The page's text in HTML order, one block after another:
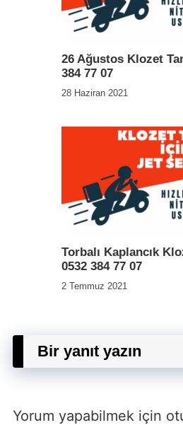
26 Ağustos Klozet
384 77 07
28 Haziran 2021
Torbalı Kaplancık
0532 384 77 07
2 Temmuz 2021
Bir yanıt yazın
Yorum yapabilmek için